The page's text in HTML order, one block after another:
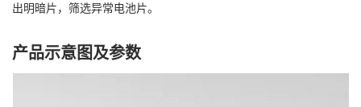
出明暗片，筛选异常电池片。
产品示意图及参数